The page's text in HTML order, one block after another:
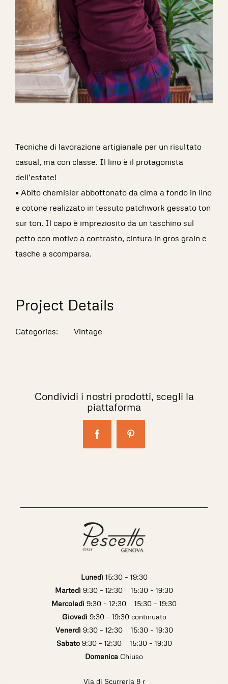
Tecniche di lavorazione artigianale per un risultato
casual, ma con classe. Il lino è il protagonista
dell’estate!
• Abito chemisier abbottonato da cima a fondo in lino
e cotone realizzato in tessuto patchwork gessato ton
sur ton. Il capo è impreziosito da un taschino sul
petto con motivo a contrasto, cintura in gros grain e
tasche a scomparsa.
Project Details
Categories: Vintage
Condividi i nostri prodotti, scegli la
piattaforma
FacebookPinterest
Lunedì 15:30 – 19:30
Martedì 9:30 – 12:30 15:30 – 19:30
Mercoledì 9:30 – 12:30 15:30 – 19:30
Giovedì 9:30 – 19:30 continuato
Venerdì 9:30 – 12:30 15:30 – 19:30
Sabato9:30 – 12:30 15:30 – 19:30
Domenica Chiuso
Via di Scurreria 8 r